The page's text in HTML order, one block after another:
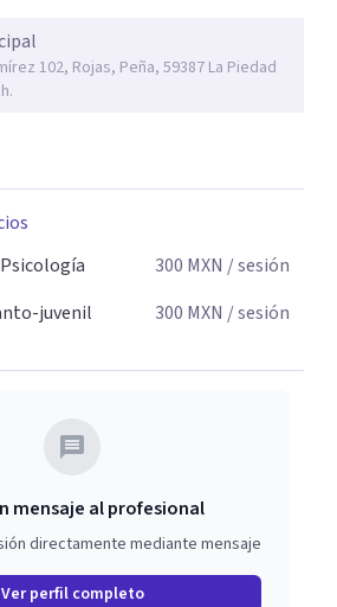
102, Rojas, Peña, 59387 La Piedad
300 MXN / sesión
juvenil
300 MXN / sesión
mensaje al profesional
directamente mediante mensaje
Ver perfil completo